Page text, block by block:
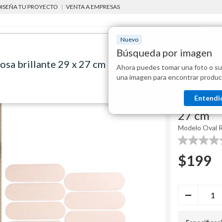
TU PROYECTO | VENTA A EMPRESAS
Nuevo
Búsqueda por imagen
Ahora puedes tomar una foto o
una imagen para encontrar
brillante 29 x 27 cm
Holztek
27 cm
Modelo Oval
0.0
5
estrellas.
$199
brillante 29 x 27 cm